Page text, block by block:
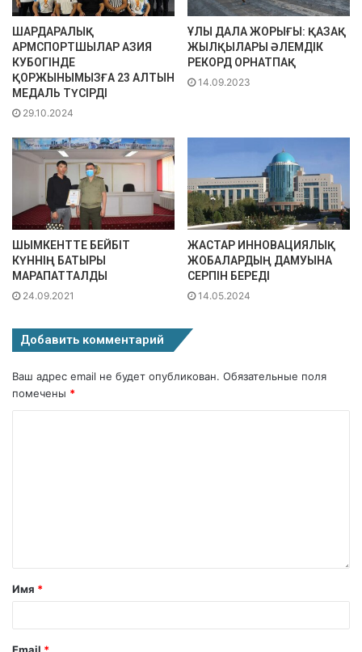
ШАРДАРАЛЫҚ
АРМСПОРТШЫЛАР АЗИЯ
КУБОГІНДЕ
ҚОРЖЫНЫМЫЗҒА 23 АЛТЫН
МЕДАЛЬ ТҮСІРДІ
29.10.2024
ҰЛЫ ДАЛА ЖОРЫҒЫ: ҚАЗАҚ
ЖЫЛҚЫЛАРЫ ӘЛЕМДІК
РЕКОРД ОРНАТПАҚ
14.09.2023
ШЫМКЕНТТЕ БЕЙБІТ
КҮННІҢ БАТЫРЫ
МАРАПАТТАЛДЫ
24.09.2021
ЖАСТАР ИННОВАЦИЯЛЫҚ
ЖОБАЛАРДЫҢ ДАМУЫНА
СЕРПІН БЕРЕДІ
14.05.2024
Добавить комментарий
Ваш адрес email не будет опубликован. Обязательные поля
помечены *
Имя *
Email *